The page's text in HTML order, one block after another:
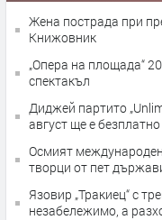
Жена пострада при
Книжовник
„Опера на площада“
спектакъл
Диджей партито
август ще е
Осмият
творци от пет
Язовир „Тракиец“ с
незабележимо, а